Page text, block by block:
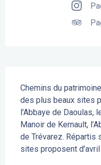
Chemins du
des plus beaux sites
l’Abbaye de Daoulas,
Manoir de Kernault,
de Trévarez. Répartis
sites proposent